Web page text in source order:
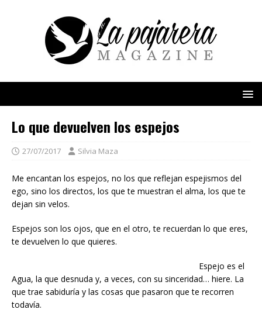
Lo que devuelven los espejos
27/07/2017 Silvia Maza
Me encantan los espejos, no los que reflejan espejismos del
ego, sino los directos, los que te muestran el alma, los que te
dejan sin velos.
Espejos son los ojos, que en el otro, te recuerdan lo que eres,
te devuelven lo que quieres.
Espejo es el
Agua, la que desnuda y, a veces, con su sinceridad… hiere. La
que trae sabiduría y las cosas que pasaron que te recorren
todavía.